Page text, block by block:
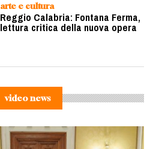
arte e cultura
Reggio Calabria: Fontana Ferma,
lettura critica della nuova opera
video news